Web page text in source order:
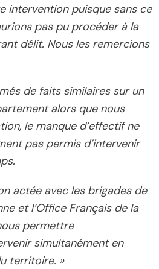
intervention puisque sans ce
pas pu procéder à la
délit. Nous les remercions
de faits similaires sur un
alors que nous
le manque d’effectif ne
pas permis d’intervenir
actée avec les brigades de
et l’Office Français de la
permettre
simultanément en
territoire. »